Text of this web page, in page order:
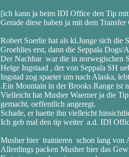
[ich kann ja beim IDI Office den Tip
Gerade diese haben ja mit dem
Robert Soerlie hat als kl.Junge sich die
Groehlies erst, dann die Seppala
Der Nachbar war die in norwegischen
Helge Ingstaad , der von Seppala SH
Ingstad zog spaeter um nach Alaska,
.Ein Mountain in der Brooks Range ist
Vielleicht hat Musher Waerner ja die
gemacht, oeffentlich angeregt.
Schade, er haette ihn vielleicht
Ich geb mal den tip weiter a.d. IDI
Musher hier trainieren schon lang von
Allerdings packen Musher hier das